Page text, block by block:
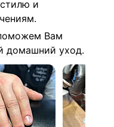
и
Вам
домашний уход.